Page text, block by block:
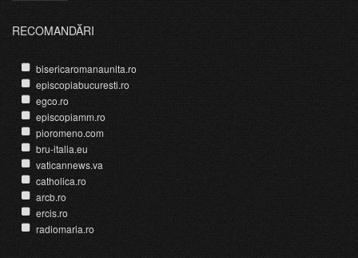
RECOMANDĂRI
bisericaromanaunita.ro
episcopiabucuresti.ro
egco.ro
episcopiamm.ro
pioromeno.com
bru-italia.eu
vaticannews.va
catholica.ro
arcb.ro
ercis.ro
radiomaria.ro